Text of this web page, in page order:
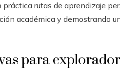
rutas de aprendizaje
académica y demostrando
para